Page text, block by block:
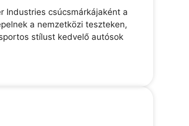
Industries csúcsmárkájaként a
a nemzetközi teszteken,
stílust kedvelő autósok